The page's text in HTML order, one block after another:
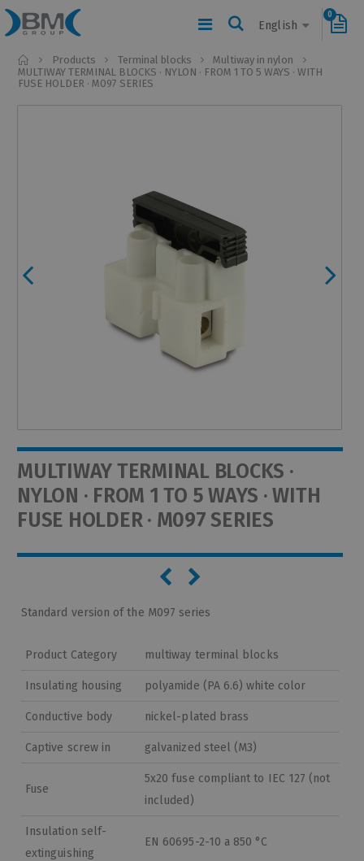
English
0
Home
Products Terminal blocks
Multiway in nylon
MULTIWAY TERMINAL BLOCKS · NYLON · FROM 1 TO 5 WAYS · WITH
FUSE HOLDER · M097 SERIES
MULTIWAY TERMINAL BLOCKS ·
NYLON · FROM 1 TO 5 WAYS · WITH
FUSE HOLDER · M097 SERIES
Standard version of the M097 series
Product Category multiway terminal blocks
Insulating housing polyamide (PA 6.6) white color
Conductive body nickel-plated brass
Captive screw in galvanized steel (M3)
Fuse
5x20 fuse compliant to IEC 127 (not
included)
Insulation self-
extinguishing
EN 60695-2-10 a 850 °C